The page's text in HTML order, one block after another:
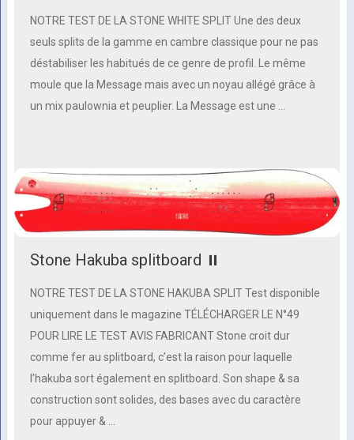
NOTRE TEST DE LA STONE WHITE SPLIT Une des deux
seuls splits de la gamme en cambre classique pour ne pas
déstabiliser les habitués de ce genre de profil. Le même
moule que la Message mais avec un noyau allégé grâce à
un mix paulownia et peuplier. La Message est une …
Stone Hakuba splitboard ⏸
NOTRE TEST DE LA STONE HAKUBA SPLIT Test disponible
uniquement dans le magazine TÉLÉCHARGER LE N°49
POUR LIRE LE TEST AVIS FABRICANT Stone croit dur
comme fer au splitboard, c’est la raison pour laquelle
l’hakuba sort également en splitboard. Son shape & sa
construction sont solides, des bases avec du caractère
pour appuyer & …